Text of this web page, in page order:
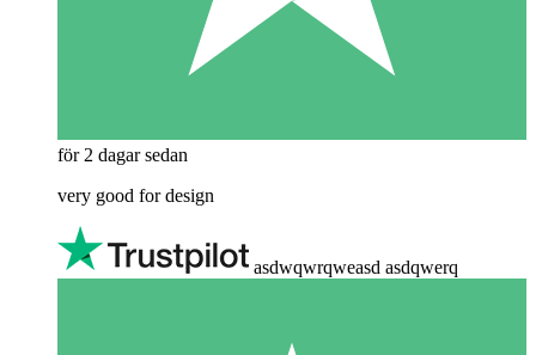
för 2 dagar sedan
very good for design
asdwqwrqweasd asdqwerq